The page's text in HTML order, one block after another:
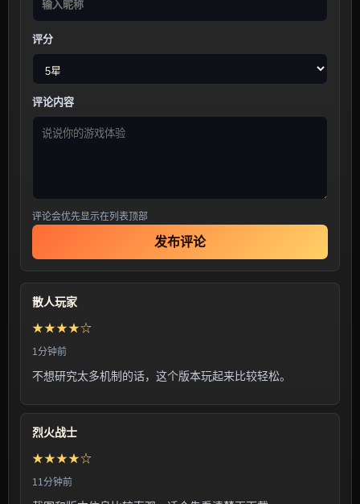
评分
评论内容
评论会优先显示在列表顶部
发布评论
散人玩家
★★★★☆
1分钟前
不想研究太多机制的话，这个版本玩起来比较轻松。
烈火战士
★★★★☆
11分钟前